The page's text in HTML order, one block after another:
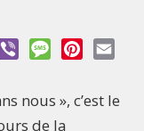
Viber MessagePinterest
nous », c’est le
de la